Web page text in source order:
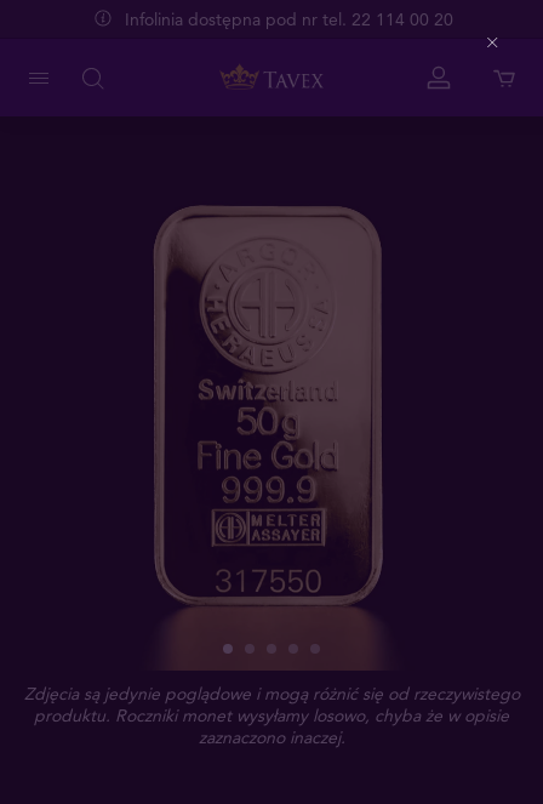
Infolinia dostępna pod nr tel. 22 114 00 20
Zdjęcia są jedynie poglądowe i mogą różnić się od rzeczywistego
produktu. Roczniki monet wysyłamy losowo, chyba że w opisie
zaznaczono inaczej.
Close